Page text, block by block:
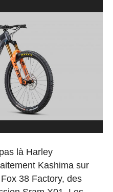
là Harley
Kashima sur
38 Factory, des